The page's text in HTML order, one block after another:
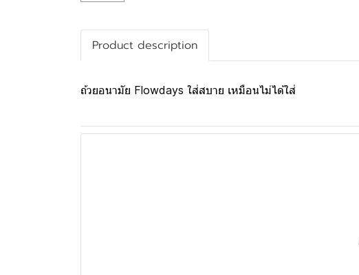
Product description
ถ้วยอนามัย Flowdays ใส่สบาย เหมือนไม่ได้ใส่